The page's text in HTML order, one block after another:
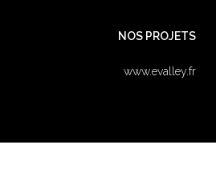
NOS PROJETS
www.evalley.fr